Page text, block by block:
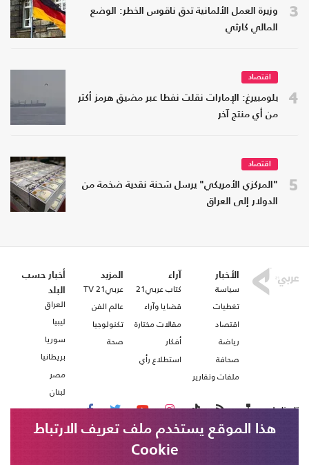
3
وزيرة العمل الألمانية تدق ناقوس الخطر: الوضع
المالي كارثي
4
اقتصاد
بلومبيرغ: الإمارات نقلت نفطا عبر مضيق هرمز أكثر
من أي منتج آخر
5
اقتصاد
"المركزي الأمريكي" يرسل شحنة نقدية ضخمة من
الدولار إلى العراق
الأخبار
سياسة
تغطيات
اقتصاد
رياضة
صحافة
ملفات وتقارير
آراء
كتاب عربي21
قضايا وآراء
مقالات مختارة
أفكار
استطلاع رأي
المزيد
عربي21 TV
عالم الفن
تكنولوجيا
صحة
أخبار حسب
البلد
العراق
ليبيا
سوريا
بريطانيا
مصر
لبنان
تابعنا على
هذا الموقع يستخدم ملف تعريف الارتباط
Cookie